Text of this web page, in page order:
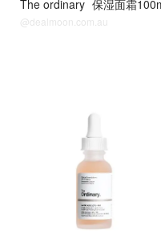
The ordinary 保湿面霜
@dealmoon.com.au